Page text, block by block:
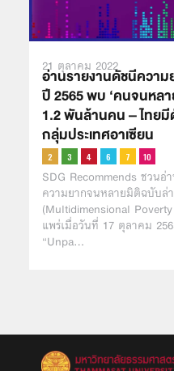
21 ตุลาคม 2022
อ่านรายงานดัชนีควา
ปี 2565 พบ ‘คนจนหล
1.2 พันล้านคน – ไทย
กลุ่มประเทศอาเซียน
SDG Recommends ชวนอ่
ความยากจนหลายมิติฉบับล่
(Multidimensional
แพร่เมื่อวันที่ 17 ตุลาคม
“Unpa…